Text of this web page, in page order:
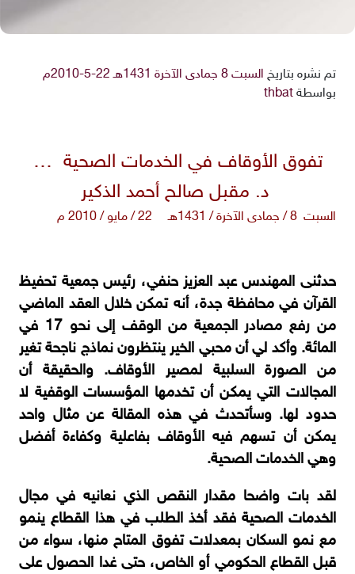
تم نشره بتاريخ السبت 8 جمادى الآخرة 1431هـ 22-5-2010م
بواسطة thbat
تفوق الأوقاف في الخدمات الصحية …
د. مقبل صالح أحمد الذكير
السبت 8 / جمادى الآخرة / 1431هـ 22 / مايو / 2010 م
حدثنى المهندس عبد العزيز حنفي، رئيس جمعية تحفيظ
القرآن في محافظة جدة، أنه تمكن خلال العقد الماضي
من رفع مصادر الجمعية من الوقف إلى نحو 17 في
المائة. وأكد لي أن محبي الخير ينتظرون نماذج ناجحة تغير
من الصورة السلبية لمصير الأوقاف. والحقيقة أن
المجالات التي يمكن أن تخدمها المؤسسات الوقفية لا
حدود لها. وسأتحدث في هذه المقالة عن مثال واحد
يمكن أن تسهم فيه الأوقاف بفاعلية وكفاءة أفضل
وهي الخدمات الصحية.
لقد بات واضحا مقدار النقص الذي نعانيه في مجال
الخدمات الصحية فقد أخذ الطلب في هذا القطاع ينمو
مع نمو السكان بمعدلات تفوق المتاح منها، سواء من
قبل القطاع الحكومي أو الخاص، حتى غدا الحصول على